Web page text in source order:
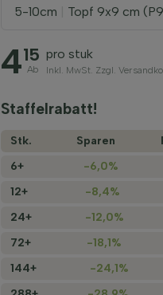
5-10cm Topf 9x9 cm
415
Ab
pro stuk
Inkl. MwSt. Zzgl.
Staffelrabatt!
Stk. Sparen
6+
-6,0%
12+
-8,4%
24+
-12,0%
72+
-18,1%
144+
-24,1%